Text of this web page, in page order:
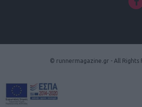
© runnermagazine.gr - All Rights